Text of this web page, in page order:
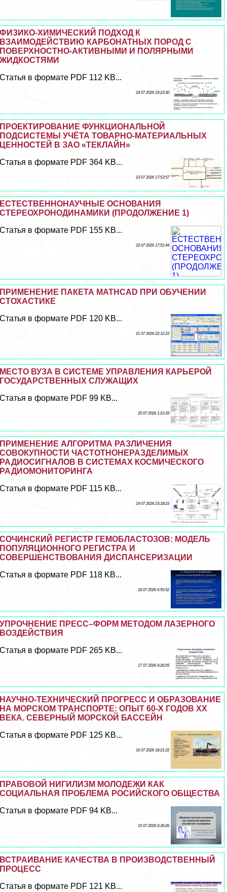
ФИЗИКО-ХИМИЧЕСКИЙ ПОДХОД К
ВЗАИМОДЕЙСТВИЮ КАРБОНАТНЫХ ПОРОД С
ПОВЕРХНОСТНО-АКТИВНЫМИ И ПОЛЯРНЫМИ
ЖИДКОСТЯМИ
Статья в формате PDF 112 KB...
24 07 2026 19:23:30
ПРОЕКТИРОВАНИЕ ФУНКЦИОНАЛЬНОЙ
ПОДСИСТЕМЫ УЧЁТА ТОВАРНО-МАТЕРИАЛЬНЫХ
ЦЕННОСТЕЙ В ЗАО «ТЕКЛАЙН»
Статья в формате PDF 364 KB...
23 07 2026 17:53:57
ЕСТЕСТВЕННОНАУЧНЫЕ ОСНОВАНИЯ
СТЕРЕОХРОНОДИНАМИКИ (ПРОДОЛЖЕНИЕ 1)
Статья в формате PDF 155 KB...
22 07 2026 17:51:44
ПРИМЕНЕНИЕ ПАКЕТА MATHСAD ПРИ ОБУЧЕНИИ
СТОХАСТИКЕ
Статья в формате PDF 120 KB...
21 07 2026 22:12:33
МЕСТО ВУЗА В СИСТЕМЕ УПРАВЛЕНИЯ КАРЬЕРОЙ
ГОСУДАРСТВЕННЫХ СЛУЖАЩИХ
Статья в формате PDF 99 KB...
20 07 2026 1:23:39
ПРИМЕНЕНИЕ АЛГОРИТМА РАЗЛИЧЕНИЯ
СОВОКУПНОСТИ ЧАСТОТНОНЕРАЗДЕЛИМЫХ
РАДИОСИГНАЛОВ В СИСТЕМАХ КОСМИЧЕСКОГО
РАДИОМОНИТОРИНГА
Статья в формате PDF 115 KB...
19 07 2026 23:18:23
СОЧИНСКИЙ РЕГИСТР ГЕМОБЛАСТОЗОВ: МОДЕЛЬ
ПОПУЛЯЦИОННОГО РЕГИСТРА И
СОВЕРШЕНСТВОВАНИЯ ДИСПАНСЕРИЗАЦИИ
Статья в формате PDF 118 KB...
18 07 2026 6:55:52
УПРОЧНЕНИЕ ПРЕСС–ФОРМ МЕТОДОМ ЛАЗЕРНОГО
ВОЗДЕЙСТВИЯ
Статья в формате PDF 265 KB...
17 07 2026 9:26:55
НАУЧНО-ТЕХНИЧЕСКИЙ ПРОГРЕСС И ОБРАЗОВАНИЕ
НА МОРСКОМ ТРАНСПОРТЕ: ОПЫТ 60-Х ГОДОВ XX
ВЕКА. СЕВЕРНЫЙ МОРСКОЙ БАССЕЙН
Статья в формате PDF 125 KB...
16 07 2026 18:21:22
ПРАВОВОЙ НИГИЛИЗМ МОЛОДЕЖИ КАК
СОЦИАЛЬНАЯ ПРОБЛЕМА РОСИЙСКОГО ОБЩЕСТВА
Статья в формате PDF 94 KB...
15 07 2026 0:36:26
ВСТРАИВАНИЕ КАЧЕСТВА В ПРОИЗВОДСТВЕННЫЙ
ПРОЦЕСС
Статья в формате PDF 121 KB...